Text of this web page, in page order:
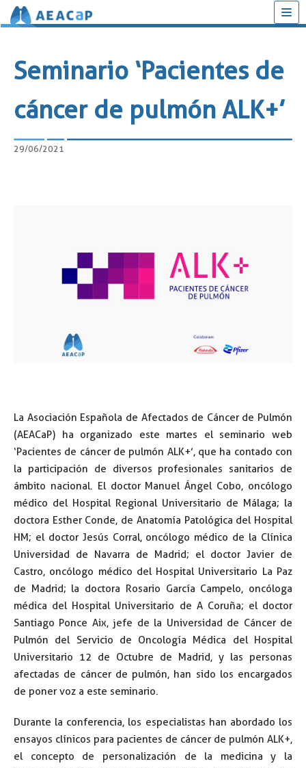
contenido
Seminario ‘Pacientes de
cáncer de pulmón ALK+’
29/06/2021
La Asociación Española de Afectados de Cáncer de Pulmón
(AEACaP) ha organizado este martes el seminario web
‘Pacientes de cáncer de pulmón ALK+’, que ha contado con
la participación de diversos profesionales sanitarios de
ámbito nacional. El doctor Manuel Ángel Cobo, oncólogo
médico del Hospital Regional Universitario de Málaga; la
doctora Esther Conde, de Anatomía Patológica del Hospital
HM; el doctor Jesús Corral, oncólogo médico de la Clínica
Universidad de Navarra de Madrid; el doctor Javier de
Castro, oncólogo médico del Hospital Universitario La Paz
de Madrid; la doctora Rosario García Campelo, oncóloga
médica del Hospital Universitario de A Coruña; el doctor
Santiago Ponce Aix, jefe de la Universidad de Cáncer de
Pulmón del Servicio de Oncología Médica del Hospital
Universitario 12 de Octubre de Madrid, y las personas
afectadas de cáncer de pulmón, han sido los encargados
de poner voz a este seminario.
Durante la conferencia, los especialistas han abordado los
ensayos clínicos para pacientes de cáncer de pulmón ALK+,
el concepto de personalización de la medicina y la